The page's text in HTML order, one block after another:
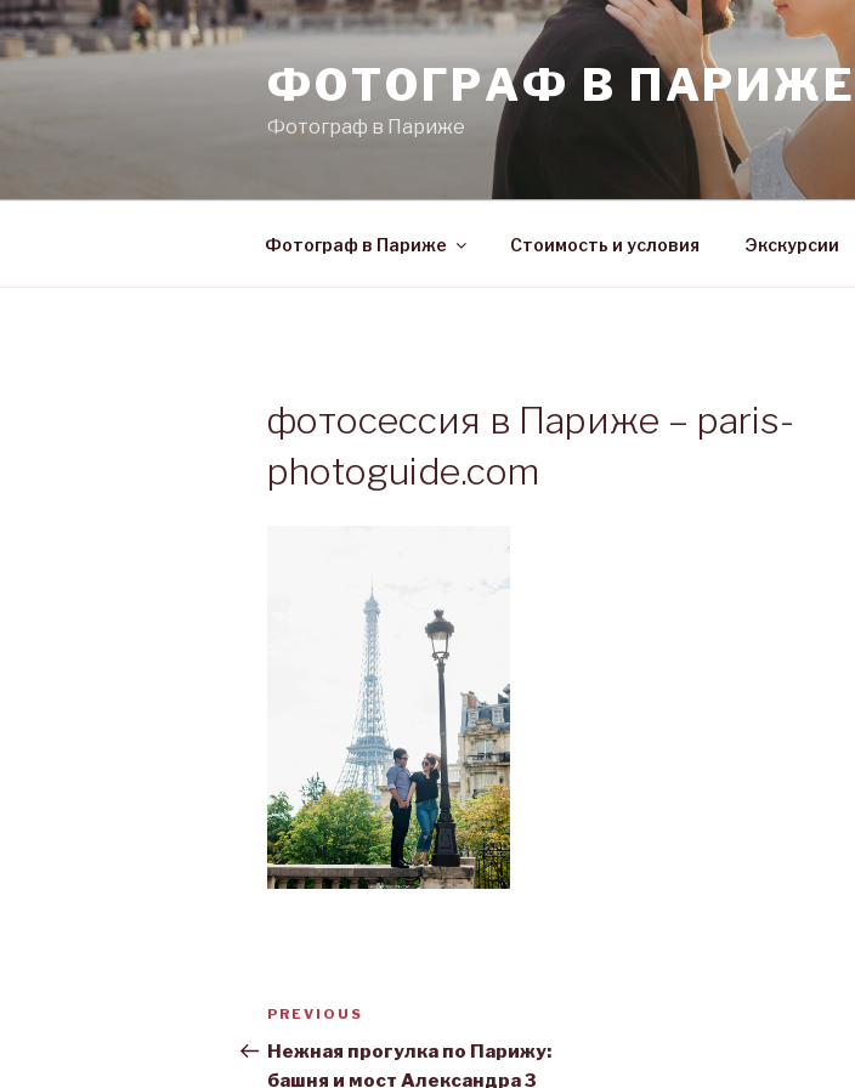
Skip
to
ФОТОГРАФ В ПАРИЖЕ
Фотограф в Париже
Фотограф в Париже Стоимость и условия Экскурсии
фотосессия в Париже – paris-
photoguide.com
Post
navigation
Previous
Post
PREVIOUS
Нежная прогулка по Парижу:
башня и мост Александра 3